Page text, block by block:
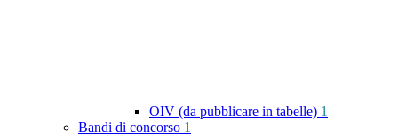
OIV (da pubblicare in tabelle) 1
Bandi di concorso 1